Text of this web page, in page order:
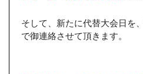
そして、新たに代替大会日を
で御連絡させて頂きます。